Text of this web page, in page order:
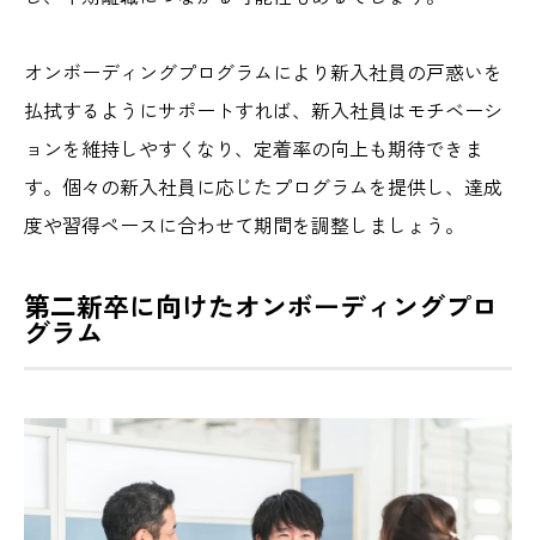
オンボーディングプログラムにより新入社員の戸惑いを
払拭するようにサポートすれば、新入社員はモチベーシ
ョンを維持しやすくなり、定着率の向上も期待できま
す。個々の新入社員に応じたプログラムを提供し、達成
度や習得ペースに合わせて期間を調整しましょう。
第二新卒に向けたオンボーディングプロ
グラム